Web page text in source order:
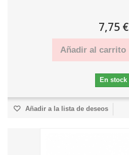
7,75 €
Añadir al carrito
En stock
Añadir a la lista de deseos